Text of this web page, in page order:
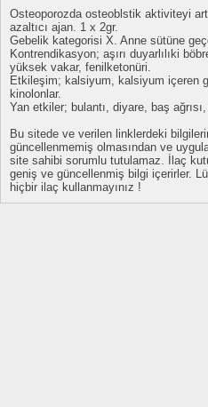
Osteoporozda osteoblstik aktiviteyi
azaltıcı ajan. 1 x 2gr.
Gebelik kategorisi X. Anne sütüne
Kontrendikasyon; aşırı duyarlılıki
yüksek vakar, fenilketonüri.
Etkileşim; kalsiyum, kalsiyum içeren
kinolonlar.
Yan etkiler; bulantı, diyare, baş
Bu sitede ve verilen linklerdeki
güncellenmemiş olmasından ve
site sahibi sorumlu tutulamaz. İlaç
geniş ve güncellenmiş bilgi içerirler.
hiçbir ilaç kullanmayınız !